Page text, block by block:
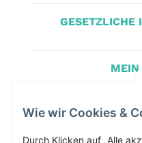
GESETZLICHE
MEIN
Wie wir Cookies &
Durch Klicken auf „Alle